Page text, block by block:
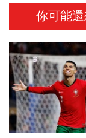
你可能